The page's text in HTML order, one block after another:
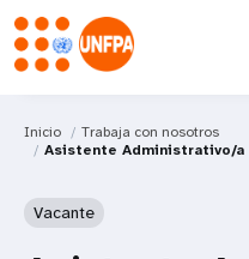
Inicio
Trabaja con nosotros
Asistente Administrativo/a
Vacante